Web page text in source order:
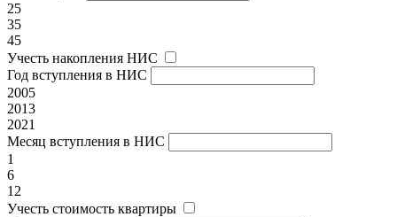
25
35
45
Учесть накопления НИС
Год вступления в НИС
2005
2013
2021
Месяц вступления в НИС
1
6
12
Учесть стоимость квартиры